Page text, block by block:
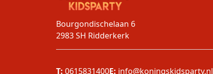
Bourgondischelaan 6
2983 SH Ridderkerk
T: 0615831400E: info@koningskidsparty.nl